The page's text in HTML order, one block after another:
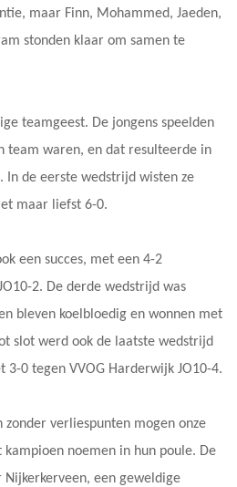
maar Finn, Mohammed, Jaeden,
stonden klaar om samen te
teamgeest. De jongens speelden
team waren, en dat resulteerde in
In de eerste wedstrijd wisten ze
maar liefst 6-0.
een succes, met een 4-2
2. De derde wedstrijd was
bleven koelbloedig en wonnen met
slot werd ook de laatste wedstrijd
0 tegen VVOG Harderwijk JO10-4.
verliespunten mogen onze
noemen in hun poule. De
een geweldige